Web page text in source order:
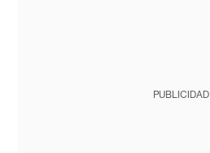
PUBLICIDAD